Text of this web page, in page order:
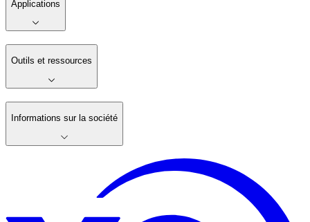
Applications
Outils et ressources
Informations sur la société